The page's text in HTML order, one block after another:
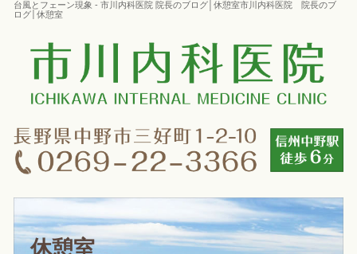
台風とフェーン現象 - 市川内科医院 院長のブログ│休憩室市川内科医院 院長のブ
ログ│休憩室
休憩室